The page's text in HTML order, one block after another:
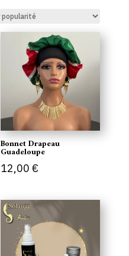
popularité
Bonnet Drapeau
Guadeloupe
12,00 €